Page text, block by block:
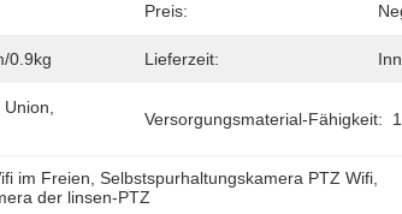
Preis:
0.9kg Lieferzeit:
Versorgungsmaterial-Fähigkeit:
im Freien , Selbstspurhaltungskamera PTZ Wifi
der linsen-PTZ